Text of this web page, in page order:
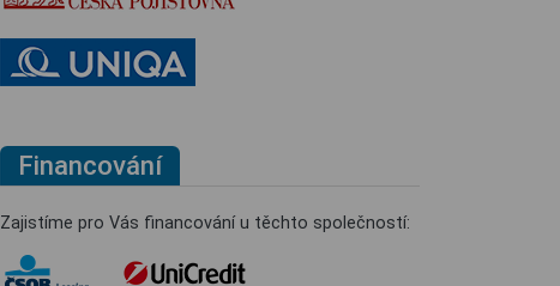
Financování
Zajistíme pro Vás financování u těchto společností: